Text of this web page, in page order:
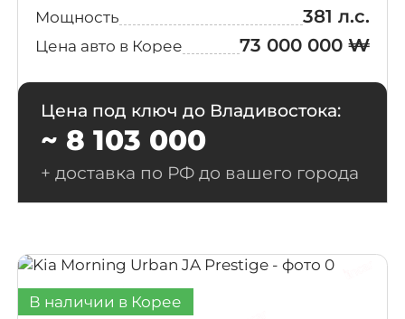
Мощность 381 л.с.
Цена авто в Корее 73 000 000 ₩
Цена под ключ до Владивостока:
~ 8 103 000
+ доставка по РФ до вашего города
В наличии в Корее